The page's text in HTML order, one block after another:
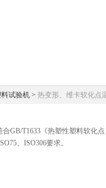
试验机 > 热变形、维卡软化点
GB/T1633《热塑性塑料软化点
、ISO306要求。